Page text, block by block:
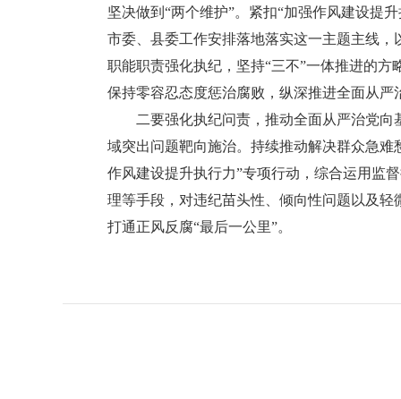
坚决做到“两个维护”。紧扣“加强作风建设提
市委、县委工作安排落地落实这一主题主线
职能职责强化执纪，坚持“三不”一体推进的
保持零容忍态度惩治腐败，纵深推进全面从
二要强化执纪问责，推动全面从严治党向
域突出问题靶向施治。持续推动解决群众急
作风建设提升执行力”专项行动，综合运用监
理等手段，对违纪苗头性、倾向性问题以及
打通正风反腐“最后一公里”。